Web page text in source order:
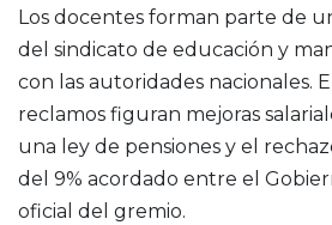
Los docentes forman parte de
del sindicato de educación y
con las autoridades nacionales.
reclamos figuran mejoras
una ley de pensiones y el
del 9% acordado entre el
oficial del gremio.